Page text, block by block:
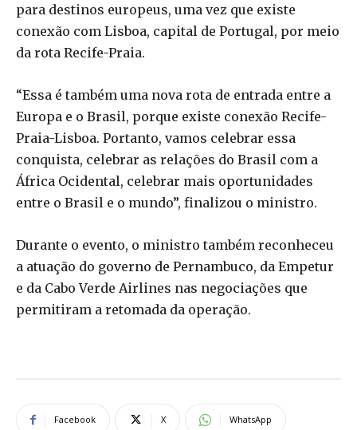
para destinos europeus, uma vez que existe
conexão com Lisboa, capital de Portugal, por meio
da rota Recife-Praia.
“Essa é também uma nova rota de entrada entre a
Europa e o Brasil, porque existe conexão Recife-
Praia-Lisboa. Portanto, vamos celebrar essa
conquista, celebrar as relações do Brasil com a
África Ocidental, celebrar mais oportunidades
entre o Brasil e o mundo”, finalizou o ministro.
Durante o evento, o ministro também reconheceu
a atuação do governo de Pernambuco, da Empetur
e da Cabo Verde Airlines nas negociações que
permitiram a retomada da operação.
Facebook X WhatsApp